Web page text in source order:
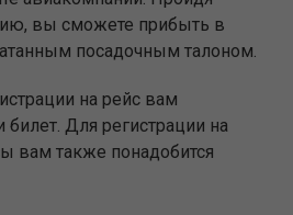
вы сможете прибыть в
посадочным талоном.
на рейс вам
билет. Для регистрации на
вам также понадобится